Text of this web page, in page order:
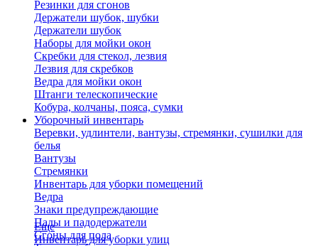
Резинки для сгонов
Держатели шубок, шубки
Держатели шубок
Наборы для мойки окон
Скребки для стекол, лезвия
Лезвия для скребков
Ведра для мойки окон
Штанги телескопические
Кобура, колчаны, пояса, сумки
Уборочный инвентарь
Веревки, удлинтели, вантузы, стремянки, сушилки для
белья
Вантузы
Стремянки
Инвентарь для уборки помещений
Ведра
Знаки предупреждающие
Пады и падодержатели
Сгоны для пола
Еще
Инвентарь для уборки улиц